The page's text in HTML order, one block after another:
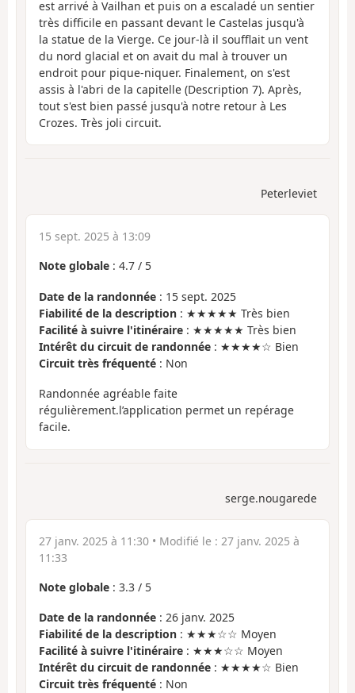
est arrivé à Vailhan et puis on a escaladé un sentier
très difficile en passant devant le Castelas jusqu'à
la statue de la Vierge. Ce jour-là il soufflait un vent
du nord glacial et on avait du mal à trouver un
endroit pour pique-niquer. Finalement, on s'est
assis à l'abri de la capitelle (Description 7). Après,
tout s'est bien passé jusqu'à notre retour à Les
Crozes. Très joli circuit.
Peterleviet
15 sept. 2025 à 13:09
Note globale : 4.7 / 5
Date de la randonnée : 15 sept. 2025
Fiabilité de la description : ★★★★★ Très bien
Facilité à suivre l'itinéraire : ★★★★★ Très bien
Intérêt du circuit de randonnée : ★★★★☆ Bien
Circuit très fréquenté : Non
Randonnée agréable faite
régulièrement.l’application permet un repérage
facile.
serge.nougarede
27 janv. 2025 à 11:30 • Modifié le : 27 janv. 2025 à
11:33
Note globale : 3.3 / 5
Date de la randonnée : 26 janv. 2025
Fiabilité de la description : ★★★☆☆ Moyen
Facilité à suivre l'itinéraire : ★★★☆☆ Moyen
Intérêt du circuit de randonnée : ★★★★☆ Bien
Circuit très fréquenté : Non